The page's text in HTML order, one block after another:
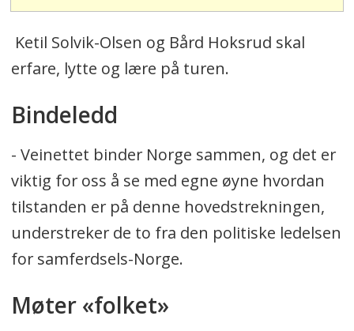
Ketil Solvik-Olsen og Bård Hoksrud skal
erfare, lytte og lære på turen.
Bindeledd
- Veinettet binder Norge sammen, og det er
viktig for oss å se med egne øyne hvordan
tilstanden er på denne hovedstrekningen,
understreker de to fra den politiske ledelsen
for samferdsels-Norge.
Møter «folket»